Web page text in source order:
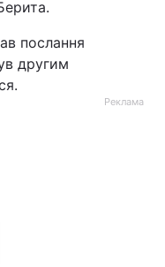
послання
другим
Реклама